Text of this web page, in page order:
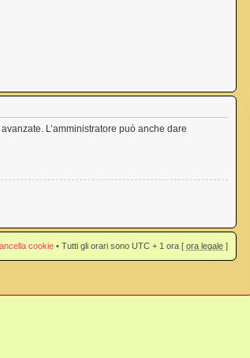
L’amministratore può anche dare
cookie • Tutti gli orari sono UTC + 1 ora [ ora legale ]